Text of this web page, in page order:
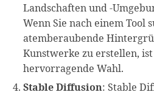
Landschaften und -
Wenn Sie nach einem Tool
atemberaubende
Kunstwerke zu erstellen,
hervorragende Wahl.
Stable Diffusion: Stable